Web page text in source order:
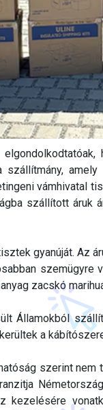
vámhivatal
szállított áruk
gyanúját. Az
zacskó
Államokból
a
szerint
kezelésére